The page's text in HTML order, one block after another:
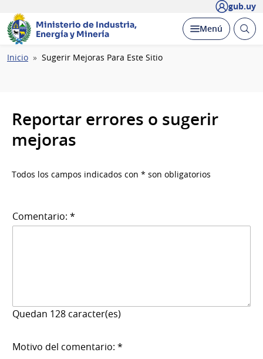
gub.uy
Ministerio de Industria,
Energía y Minería
Desplegar
Menú Abrir
Ruta
Inicio Sugerir Mejoras Para Este Sitio
Reportar errores o sugerir
mejoras
Todos los campos indicados con * son obligatorios
Comentario: *
Quedan 128 caracter(es)
Motivo del comentario: *